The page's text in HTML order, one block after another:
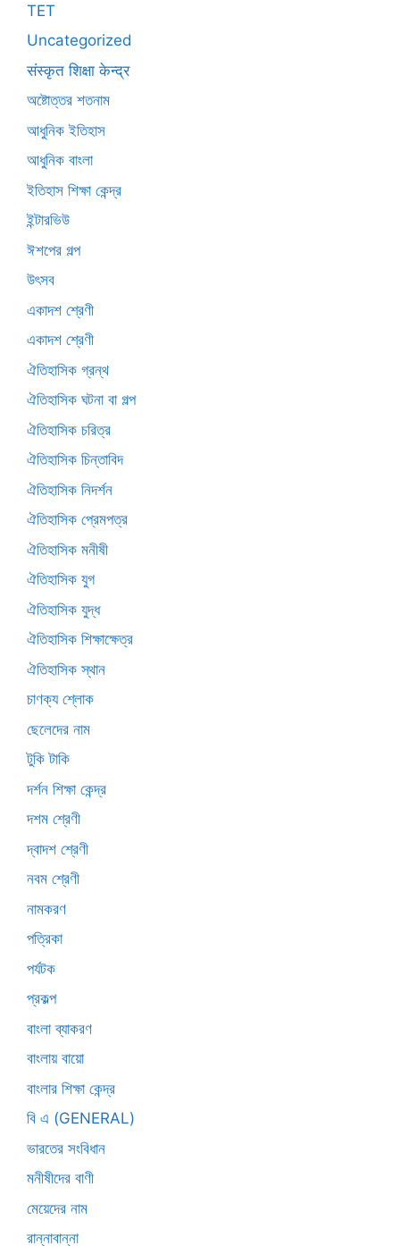
TET
Uncategorized
संस्कृत शिक्षा केन्द्र
অষ্টোত্তর শতনাম
আধুনিক ইতিহাস
আধুনিক বাংলা
ইতিহাস শিক্ষা কেন্দ্র
ইন্টারভিউ
ঈশপের গল্প
উৎসব
একাদশ শ্রেণী
একাদশ শ্রেণী
ঐতিহাসিক গ্রন্থ
ঐতিহাসিক ঘটনা বা গল্প
ঐতিহাসিক চরিত্র
ঐতিহাসিক চিন্তাবিদ
ঐতিহাসিক নিদর্শন
ঐতিহাসিক প্রেমপত্র
ঐতিহাসিক মনীষী
ঐতিহাসিক যুগ
ঐতিহাসিক যুদ্ধ
ঐতিহাসিক শিক্ষাক্ষেত্র
ঐতিহাসিক স্থান
চাণক্য শ্লোক
ছেলেদের নাম
টুকি টাকি
দর্শন শিক্ষা কেন্দ্র
দশম শ্রেণী
দ্বাদশ শ্রেণী
নবম শ্রেণী
নামকরণ
পত্রিকা
পর্যটক
প্রকল্প
বাংলা ব্যাকরণ
বাংলায় বায়ো
বাংলার শিক্ষা কেন্দ্র
বি এ (GENERAL)
ভারতের সংবিধান
মনীষীদের বাণী
মেয়েদের নাম
রান্নাবান্না